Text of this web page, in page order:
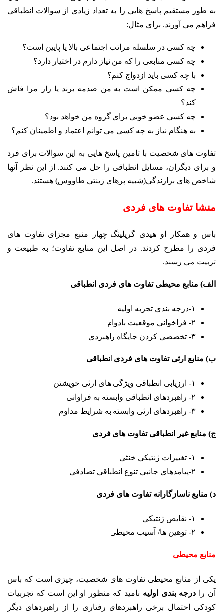
به طور مستقیم پاسخ هایی را به تعداد زیادی از سوالات انطباقی
فراهم می آورند. برای مثال:
چه کسی در سلسله مراتب اجتماعی بالا یا پایین است؟
چه کسی منابعی را که من نیاز دارم در اختیار دارد؟
با چه کسی باید ازدواج کنم؟
چه کسی ممکن است به من صدمه بزند یا راز مرا فاش
کند؟
چه کسی عضو خوبی برای گروه من خواهد بود؟
به هنگام نیاز به چه کسی می توانم اعتماد و اطمینان کنم؟
تفاوت های شخصیت با تامین پاسخ هایی به این سوالات برای فرد
و برای دیگران، مسایل انطباقی را حل می کنند. از این نظر آنها
شاخص های برازندگی(شبیه پرهای زینتی طاووس) هستند.
منشا تفاوت های فردی
باس و همکار او هیدی گریلینگ چهار منبع مجزای تفاوت های
فردی را مطرح کردند. در اصل این منابع تفاوت؛ به طبیعت و
تربیت می رسند.
الف) منابع محیطی تفاوت های فردی انطباقی
۱-درجه بندی تجربه اولیه
۲- فراخوانی موقعیت بادوام
۳- تخصصی کردن جایگاه راهبردی
ب) منابع ارثی تفاوت های فردی انطباقی
۱- ارزیابی انطباقی ویژگی های ارثی خویشتن
۲- راهبردهای انطباقی وابسته به فراوانی
۳- راهبردهای ارثی وابسته به شرایط مداوم
ج) منابع غیر انطباقی تفاوت های فردی
۱- تغییرات ژنتیکی خنثی
۲-پیامدهای جانبی تنوع انطباقی تصادفی
د) منابع ناسازگارانه تفاوت های فردی
۱- نقایص ژنتیکی
۲- توهین ها/ آسیب محیطی
منابع محیطی
یکی از منابع محیطی تفاوت های شخصیت، چیزی است که باس
آن را درجه بندی اولیه نامید که منظور او این است که تجربیات
کودکی احتمال برخی راهبردهای رفتاری را از راهبردهای دیگر